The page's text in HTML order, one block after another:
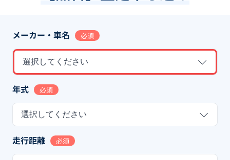
メーカー・車名 必須
選択してください
年式 必須
選択してください
走行距離 必須